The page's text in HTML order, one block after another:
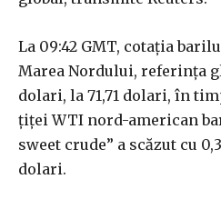
La 09:42 GMT, cotaţia
Marea Nordului, referinţa
dolari, la 71,71 dolari, în
ţiţei WTI nord-american
sweet crude” a scăzut cu
dolari.